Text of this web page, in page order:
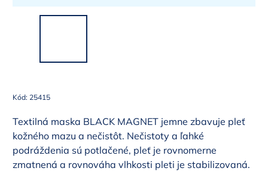
Kód: 25415
Textilná maska BLACK MAGNET jemne zbavuje pleť
kožného mazu a nečistôt. Nečistoty a ľahké
podráždenia sú potlačené, pleť je rovnomerne
zmatnená a rovnováha vlhkosti pleti je stabilizovaná.